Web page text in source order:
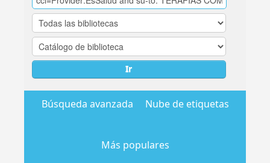
Ir
Búsqueda avanzada Nube de etiquetas
Más populares